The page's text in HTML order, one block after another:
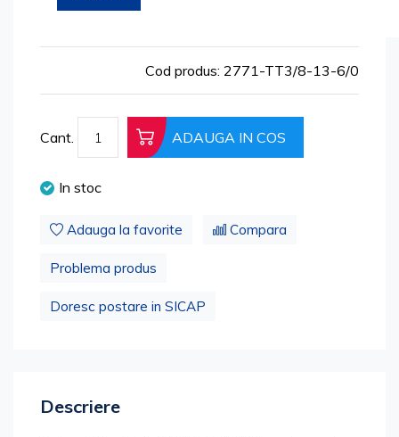
the
images
gallery
Cod produs: 2771-TT3/8-13-6/0
Cant. ADAUGA IN COS
In stoc
Adauga la favorite Compara
Problema produs
Doresc postare in SICAP
Descriere